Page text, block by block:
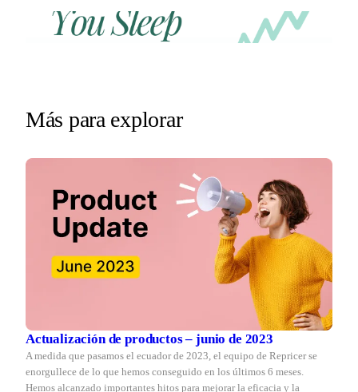
REPRICER
Win
while
you
Your
Repricer.com
seconds.
Más para explorar
Actualización de productos – junio de 2023
A medida que pasamos el ecuador de 2023, el equipo de Repricer se
enorgullece de lo que hemos conseguido en los últimos 6 meses.
Hemos alcanzado importantes hitos para mejorar la eficacia y la